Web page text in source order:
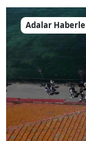
Adalar